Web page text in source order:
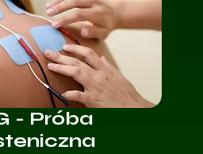
- Próba